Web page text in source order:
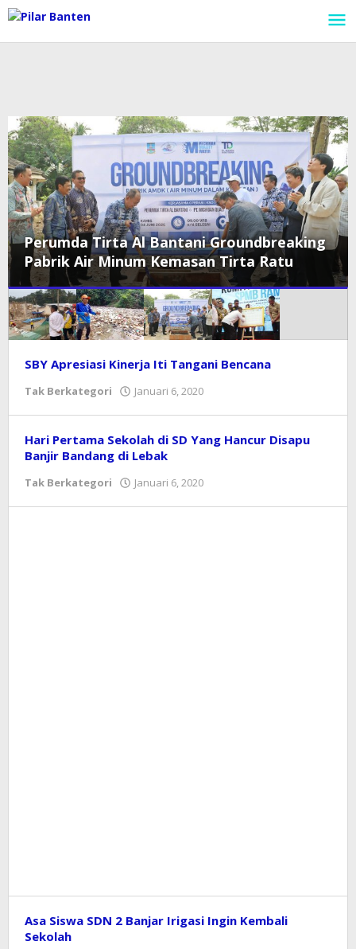
Lewati
ke
konten
Perumda Tirta Al Bantani Groundbreaking
Pabrik Air Minum Kemasan Tirta Ratu
Pilar
Banten
SBY Apresiasi Kinerja Iti Tangani Bencana
Tak Berkategori Januari 6, 2020
Hari Pertama Sekolah di SD Yang Hancur Disapu
Banjir Bandang di Lebak
Tak Berkategori Januari 6, 2020
Asa Siswa SDN 2 Banjar Irigasi Ingin Kembali
Sekolah